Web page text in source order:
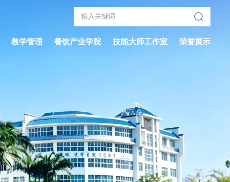
教学管理 餐饮产业学院 技能大师工作室 荣誉展示